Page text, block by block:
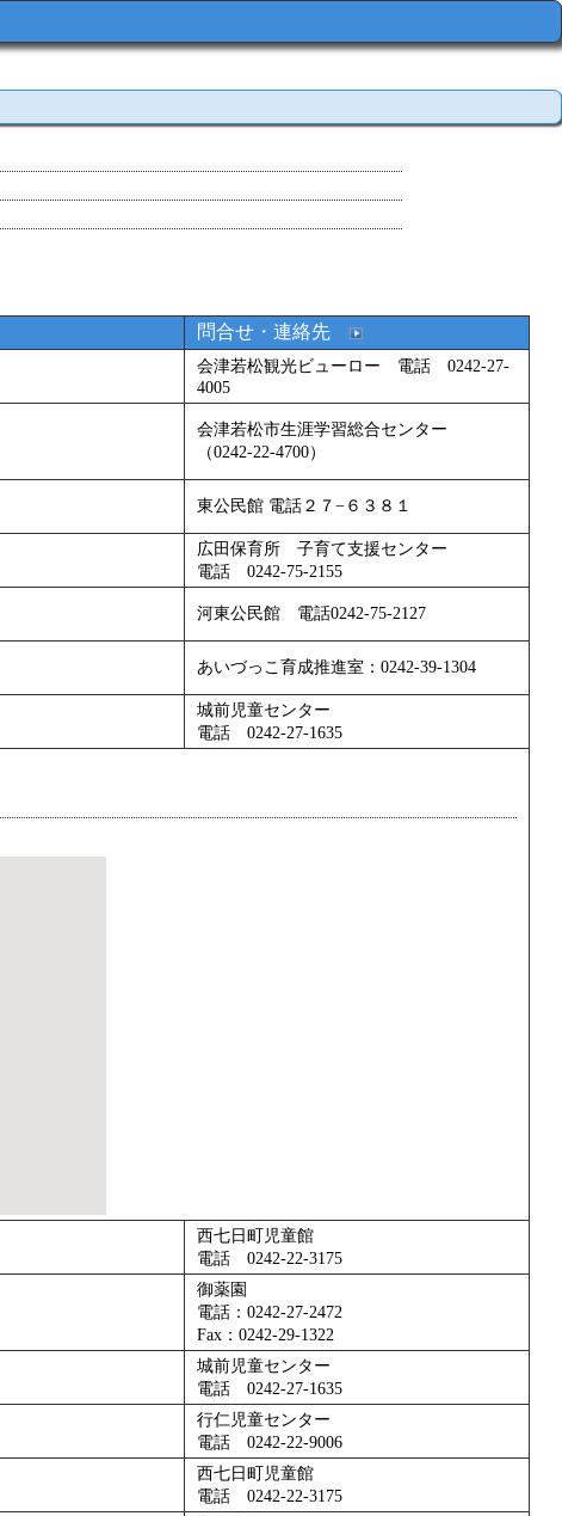
問合せ・連絡先
会津若松観光ビューロー 電話 0242-27-
4005
会津若松市生涯学習総合センター
（0242-22-4700）
東公民館 電話２７−６３８１
広田保育所 子育て支援センター
電話 0242-75-2155
河東公民館 電話0242-75-2127
あいづっこ育成推進室：0242-39-1304
城前児童センター
電話 0242-27-1635
西七日町児童館
電話 0242-22-3175
御薬園
電話：0242-27-2472
Fax：0242-29-1322
城前児童センター
電話 0242-27-1635
行仁児童センター
電話 0242-22-9006
西七日町児童館
電話 0242-22-3175